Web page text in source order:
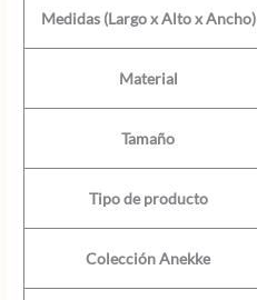
Medidas (Largo x Alto x Ancho)
Material
Tamaño
Tipo de producto
Colección Anekke